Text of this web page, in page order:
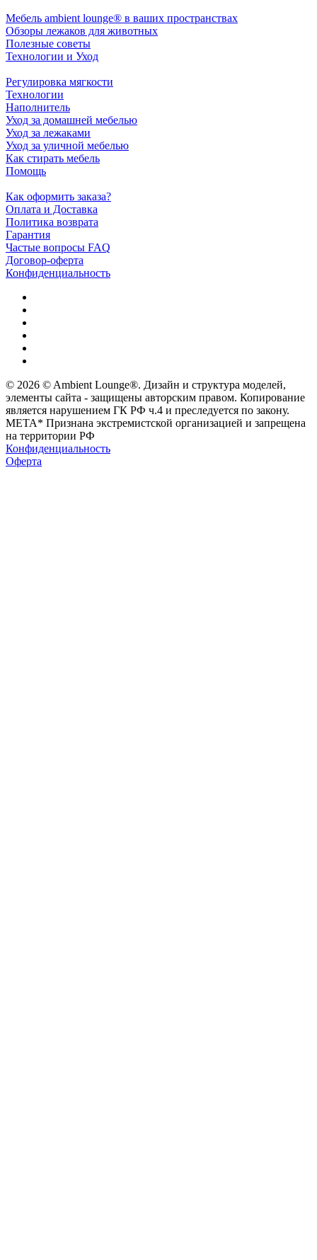
Мебель ambient lounge® в ваших пространствах
Обзоры лежаков для животных
Полезные советы
Технологии и Уход
Регулировка мягкости
Технологии
Наполнитель
Уход за домашней мебелью
Уход за лежаками
Уход за уличной мебелью
Как стирать мебель
Помощь
Как оформить заказа?
Оплата и Доставка
Политика возврата
Гарантия
Частые вопросы FAQ
Договор-оферта
Конфиденциальность
© 2026 © Ambient Lounge®. Дизайн и структура моделей,
элементы сайта - защищены авторским правом. Копирование
является нарушением ГК РФ ч.4 и преследуется по закону.
МЕТА* Признана экстремистской организацией и запрещена
на территории РФ
Конфиденциальность
Оферта